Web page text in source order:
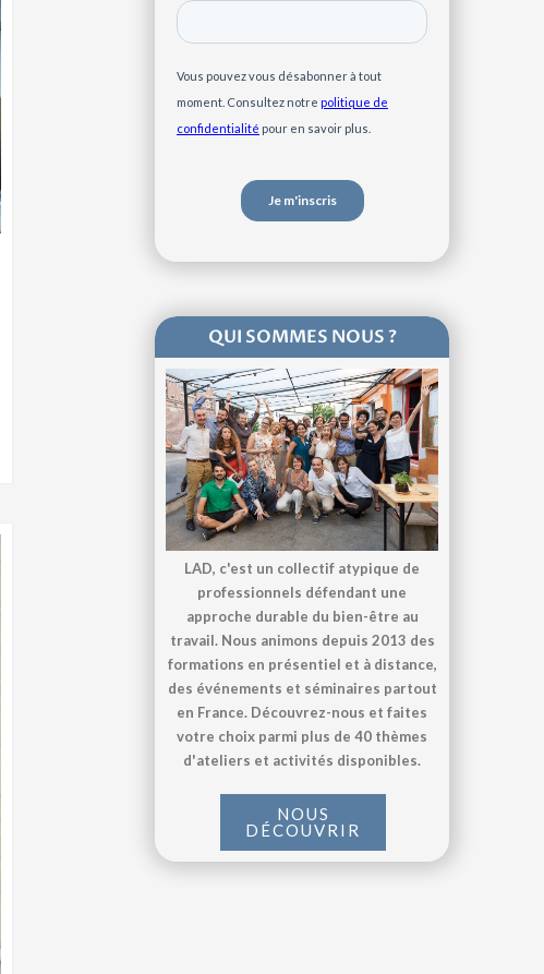
QUI SOMMES NOUS ?
LAD, c'est un collectif atypique de
professionnels défendant une
approche durable du bien-être au
travail. Nous animons depuis 2013 des
formations en présentiel et à distance,
des événements et séminaires partout
en France. Découvrez-nous et faites
votre choix parmi plus de 40 thèmes
d'ateliers et activités disponibles.
NOUS
DÉCOUVRIR